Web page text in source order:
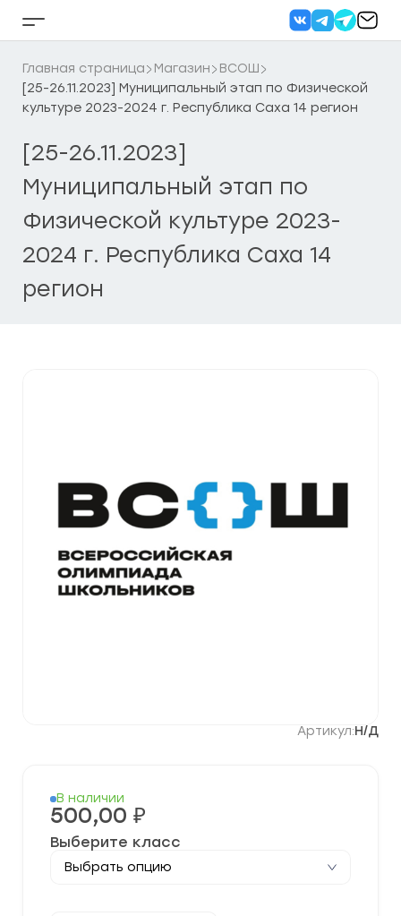
Кнопка
бокового
меню
Главная страница Магазин
ВСОШ
[25-26.11.2023] Муниципальный этап по Физической
культуре 2023-2024 г. Республика Саха 14 регион
[25-26.11.2023]
Муниципальный этап по
Физической культуре 2023-
2024 г. Республика Саха 14
регион
Артикул:Н/Д
В наличии
500,00 ₽
Выберите класс